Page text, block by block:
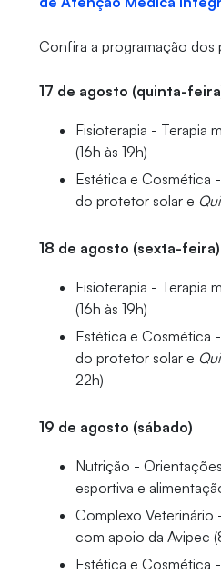
Confira a programação dos
17 de agosto (quinta-
Fisioterapia - Terapia
(16h às 19h)
Estética e Cosmética
do protetor solar e
18 de agosto (sexta-feira)
Fisioterapia - Terapia
(16h às 19h)
Estética e Cosmética
do protetor solar e
22h)
19 de agosto (sábado)
Nutrição -
esportiva e
Complexo Veterinário
com apoio da Avipec
Estética e Cosmética